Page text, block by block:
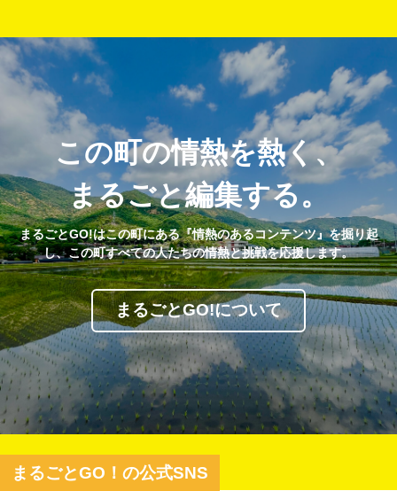
この町の情熱を熱く、
まるごと編集する。
まるごとGO!はこの町にある『情熱のあるコンテンツ』を掘り起
し、この町すべての人たちの情熱と挑戦を応援します。
まるごとGO!について
まるごとGO！の公式SNS